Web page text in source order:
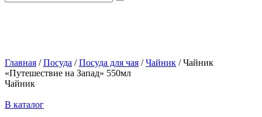
Главная /Посуда /Посуда для чая /Чайник /Чайник
«Путешествие на Запад» 550мл
Чайник
В каталог